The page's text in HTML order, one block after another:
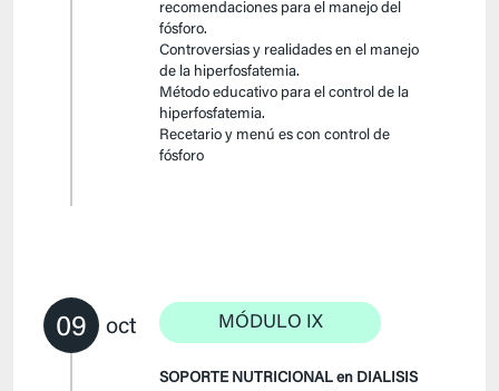
recomendaciones para el manejo del
fósforo.
Controversias y realidades en el manejo
de la hiperfosfatemia.
Método educativo para el control de la
hiperfosfatemia.
Recetario y menú es con control de
fósforo
09 oct MÓDULO IX
SOPORTE NUTRICIONAL en DIALISIS